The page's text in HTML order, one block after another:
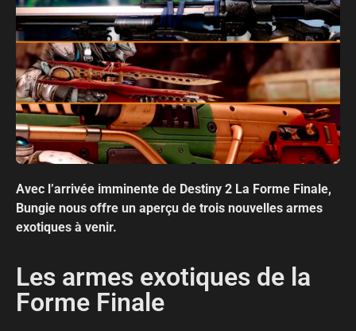
Avec l’arrivée imminente de Destiny 2 La Forme Finale,
Bungie nous offre un aperçu de trois nouvelles armes
exotiques à venir.
Les armes exotiques de la
Forme Finale